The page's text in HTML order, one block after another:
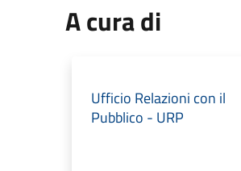
A cura di
Ufficio Relazioni con il
Pubblico - URP